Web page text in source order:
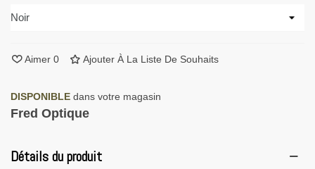
Aimer 0 Ajouter À La Liste De Souhaits
DISPONIBLE dans votre magasin
Fred Optique
Détails du produit